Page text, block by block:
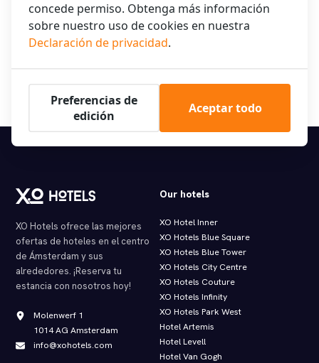
Atentamente, El equipo de XO Hotels y la Dirección
Ámsterdam!
XO Hotels ofrece las mejores
ofertas de hoteles en el centro
de Ámsterdam y sus
alrededores. ¡Reserva tu
estancia con nosotros hoy!
Molenwerf 1
1014 AG Amsterdam
info@xohotels.com
Our hotels
XO Hotel Inner
XO Hotels Blue Square
XO Hotels Blue Tower
XO Hotels City Centre
XO Hotels Couture
XO Hotels Infinity
XO Hotels Park West
Hotel Artemis
Hotel Levell
Hotel Van Gogh
concede permiso. Obtenga más información
sobre nuestro uso de cookies en nuestra
Declaración de privacidad.
Preferencias de
edición
Aceptar todo